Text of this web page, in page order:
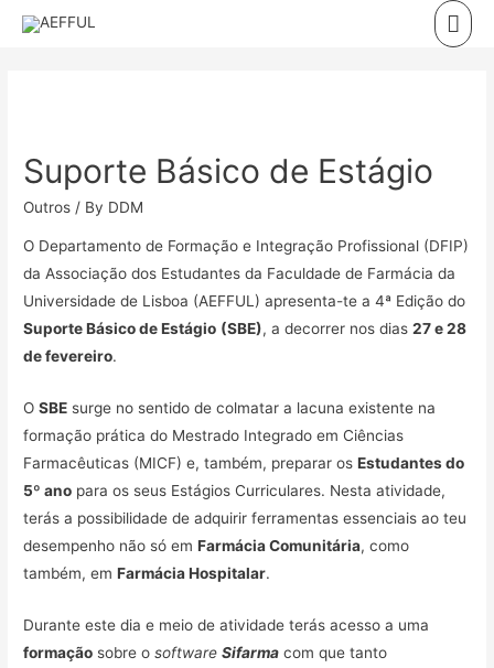
Skip
Suporte Básico de Estágio
Outros / By DDM
O Departamento de Formação e Integração Profissional (DFIP)
da Associação dos Estudantes da Faculdade de Farmácia da
Universidade de Lisboa (AEFFUL) apresenta-te a 4ª Edição do
Suporte Básico de Estágio (SBE), a decorrer nos dias27 e 28
de fevereiro.
OSBE surge no sentido de colmatar a lacuna existente na
formação prática do Mestrado Integrado em Ciências
Farmacêuticas (MICF) e, também, preparar osEstudantes do
5º ano para os seus Estágios Curriculares. Nesta atividade,
terás a possibilidade de adquirir ferramentas essenciais ao teu
desempenho não só emFarmácia Comunitária, como
também, emFarmácia Hospitalar.
Durante este dia e meio de atividade terás acesso a uma
formação sobre osoftware Sifarma com que tanto